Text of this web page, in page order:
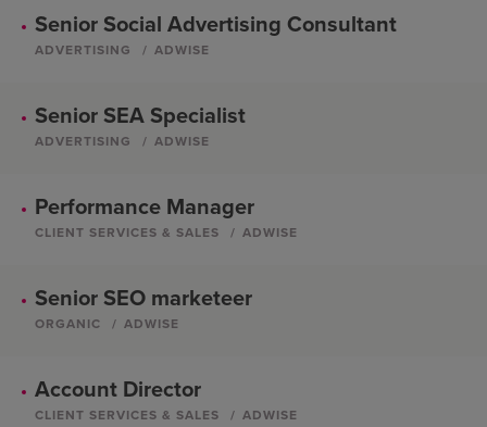
Senior Social Advertising Consultant
ADVERTISING ADWISE
Senior SEA Specialist
ADVERTISING ADWISE
Performance Manager
CLIENT SERVICES & SALES ADWISE
Senior SEO marketeer
ORGANIC ADWISE
Account Director
CLIENT SERVICES & SALES ADWISE